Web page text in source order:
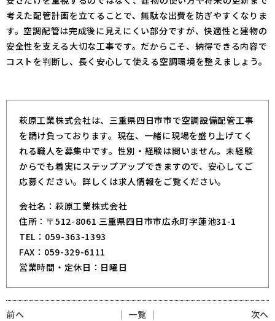
考えた配管計画を立てることで、無駄な出費を防ぎやすくなりま
す。空調配管は完成後に見えにくい部分ですが、快適性と建物の
安全性を支える大切な工事です。だからこそ、納得できる内容で
コストを判断し、長く安心して使える空調環境を整えましょう。
萩原工業株式会社は、三重県四日市市で空調設備配管工事
を請け負っております。現在、一緒に現場を盛り上げてく
れる職人を募集中です。性別・経験は問いません。未経験
からでも着実にステップアップできますので、安心してご
応募ください。詳しくは求人情報をご覧ください。
会社名：萩原工業株式会社
住所：〒512-8061 三重県四日市市広永町字蓮池31-1
TEL：059-363-1393
FAX：059-329-6111
営業時間・定休日：日曜日
前へ 次へ
│ 一覧 │